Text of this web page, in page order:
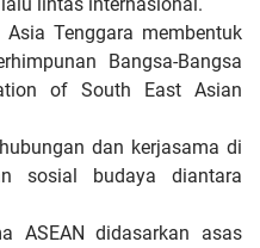
Tenggara membentuk
Bangsa-Bangsa
of South East Asian
dan kerjasama di
sosial budaya diantara
ASEAN didasarkan asas